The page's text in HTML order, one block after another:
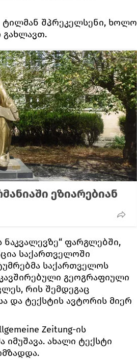
ტილმან შპრეკელსენი, ხოლო
გახლავთ.
ეზიარებიან
ფარგლებში,
საქართველოში
საქართველოს
გეოგრაფიული
რის შემდეგაც
და ტექსტის ავტორის მიერ
Zeitung-ის
ახალი ტექსტი